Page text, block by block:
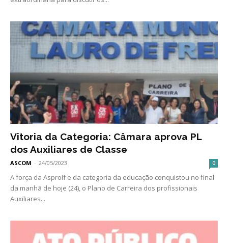
Vitoria da Categoria: Câmara aprova PL
dos Auxiliares de Classe
ASCOM - 24/05/2023 0
A força da Asprolf e da categoria da educação conquistou no final
da manhã de hoje (24), o Plano de Carreira dos profissionais
Auxiliares...